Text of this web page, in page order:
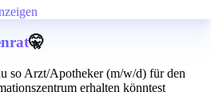
🤫
so Arzt/Apotheker (m/w/d) für den
erhalten könntest